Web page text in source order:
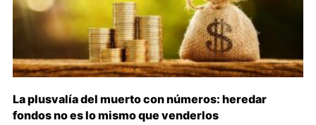
La plusvalía del muerto con números: heredar
fondos no es lo mismo que venderlos